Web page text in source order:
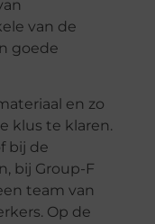
van de
goede
en zo
klus te klaren.
bij de
bij Group-F
team van
Op de